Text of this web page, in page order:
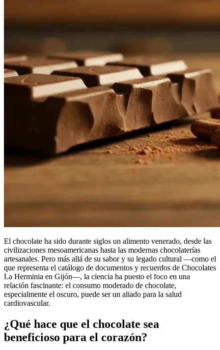
El chocolate ha sido durante siglos un alimento venerado, desde las
civilizaciones mesoamericanas hasta las modernas chocolaterías
artesanales. Pero más allá de su sabor y su legado cultural —como el
que representa el catálogo de documentos y recuerdos de Chocolates
La Herminia en Gijón—, la ciencia ha puesto el foco en una
relación fascinante: el consumo moderado de chocolate,
especialmente el oscuro, puede ser un aliado para la salud
cardiovascular.
¿Qué hace que el chocolate sea
beneficioso para el corazón?